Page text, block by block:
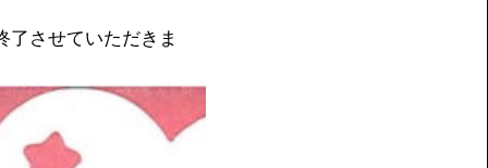
了させていただきま